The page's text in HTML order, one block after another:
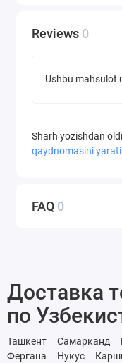
Reviews 0
Ushbu mahsulot
Sharh yozishdan
qaydnomasini
FAQ 0
Доставка
по
Ташкент Самарканд
Фергана
Нукус